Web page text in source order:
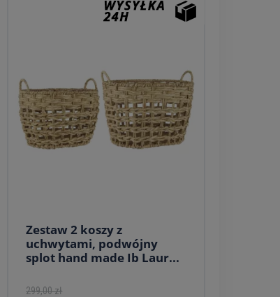
Zestaw 2 koszy z
uchwytami, podwójny
splot hand made Ib Laur...
299,00 zł